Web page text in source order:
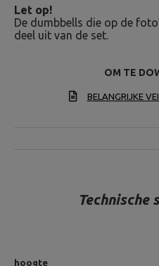
Let op!
De dumbbells die op de
deel uit van de set.
OM TE
BELANGRIJKE
Technische
hoogte